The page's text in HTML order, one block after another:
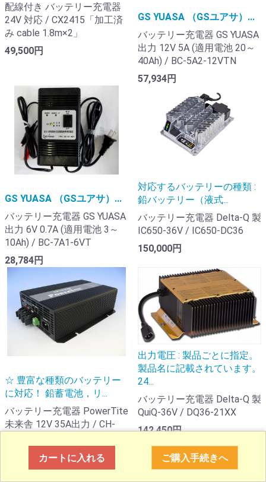
配線付き バッテリー充電器
24V 対応 / CX2415「加工済
み cable 1.8m×2」
49,500円
GS YUASA （GSユアサ）...
バッテリー充電器 GS YUASA
出力 12V 5A (適用電池 20～
40Ah) / BC-5A2-12VTN
57,934円
GS YUASA （GSユアサ）...
バッテリー充電器 GS YUASA
出力 6V 0.7A (適用電池 3～
10Ah) / BC-7A1-6VT
28,784円
対応するバッテリーの種類 :
鉛バッテリー（液式...
バッテリー充電器 Delta-Q 製
IC650-36V / IC650-DC36
150,000円
☆ 豊富な種類のバッテリー
に対応！ 鉛蓄電池，リ...
バッテリー充電器 PowerTite
未来舎 12V 35A出力 / CH-
ウムイオン電池対応)
80,410円
出力電圧 : 製品ごとに指定。
製品名に記載されています。
24...
バッテリー充電器 Delta-Q 製
QuiQ-36V / DQ36-21XX
142,450円
カートに入れる ご購入手続きへ